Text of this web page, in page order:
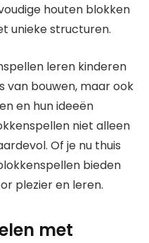
houten blokken
unieke structuren.
leren kinderen
van bouwen, maar ook
en hun ideeën
niet alleen
Of je nu thuis
bieden
plezier en leren.
met